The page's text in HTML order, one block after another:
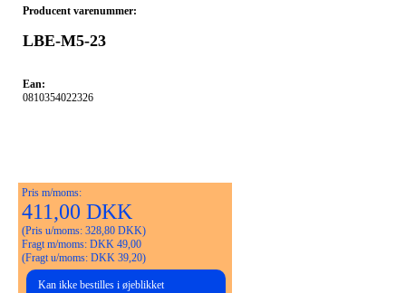
Producent varenummer:
LBE-M5-23
Ean:
0810354022326
Pris m/moms:
411,00 DKK
(Pris u/moms: 328,80 DKK)
Fragt m/moms: DKK 49,00
(Fragt u/moms: DKK 39,20)
Kan ikke bestilles i øjeblikket